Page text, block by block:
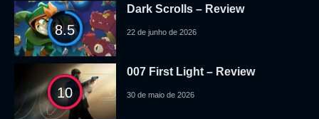
8.5
Dark Scrolls – Review
22 de junho de 2026
10
007 First Light – Review
30 de maio de 2026